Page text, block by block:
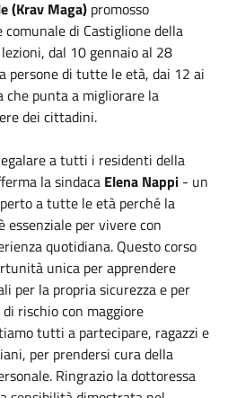
(Krav Maga) promosso
di Castiglione della
dal 10 gennaio al 28
persone di tutte le età, dai 12 ai
punta a migliorare la
dei cittadini.
a tutti i residenti della
la sindaca Elena Nappi - un
a tutte le età perché la
essenziale per vivere con
quotidiana. Questo corso
unica per apprendere
per la propria sicurezza e per
rischio con maggiore
tutti a partecipare, ragazzi e
per prendersi cura della
Ringrazio la dottoressa